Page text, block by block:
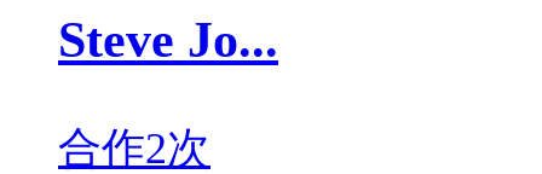
Steve Jo...
合作2次